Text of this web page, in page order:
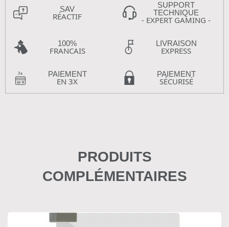
SAV
RÉACTIF
SUPPORT
TECHNIQUE
- EXPERT GAMING -
100%
FRANCAIS
LIVRAISON
EXPRESS
PAIEMENT
EN 3X
PAIEMENT
SÉCURISÉ
PRODUITS
COMPLÉMENTAIRES